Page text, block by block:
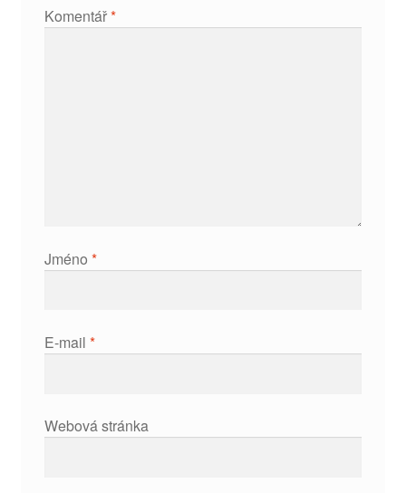
Komentář*
Jméno *
E-mail *
Webová stránka